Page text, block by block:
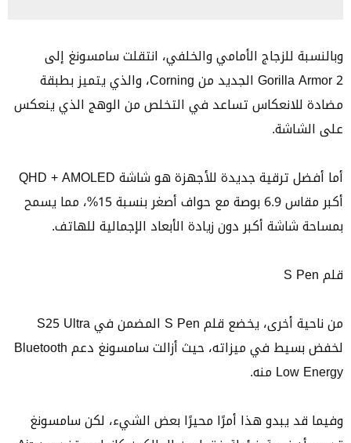
وبالنسبة للزجاج الأمامي والخلفي، انتقلت سامسونغ إلى
Gorilla Armor 2 الجديد من Corning، والذي يتميز بطبقة
مضادة للانعكاس تساعد في التخلص من الوهج الذي ينعكس
على الشاشة.
أما أفضل ترقية جديدة للأجهزة هو شاشة QHD + AMOLED
أكبر مقاس 6.9 بوصة مع حواف أصغر بنسبة 15%، مما يسمح
بمساحة شاشة أكبر دون زيادة الأبعاد الإجمالية للهاتف.
قلم S Pen
لخفض بسيط في ميزاته، حيث أزالت سامسونغ دعم Bluetooth
Low Energy منه.
وفيما قد يبدو هذا أمرًا محيرًا بعض الشيء، لكن سامسونغ